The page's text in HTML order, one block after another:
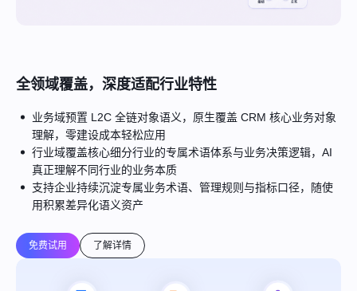
全领域覆盖，深度适配行业特性
业务域预置 L2C 全链对象语义，原生覆盖 CRM 核心业务对象
理解，零建设成本轻松应用
行业域覆盖核心细分行业的专属术语体系与业务决策逻辑，AI
真正理解不同行业的业务本质
支持企业持续沉淀专属业务术语、管理规则与指标口径，随使
用积累差异化语义资产
免费试用 了解详情